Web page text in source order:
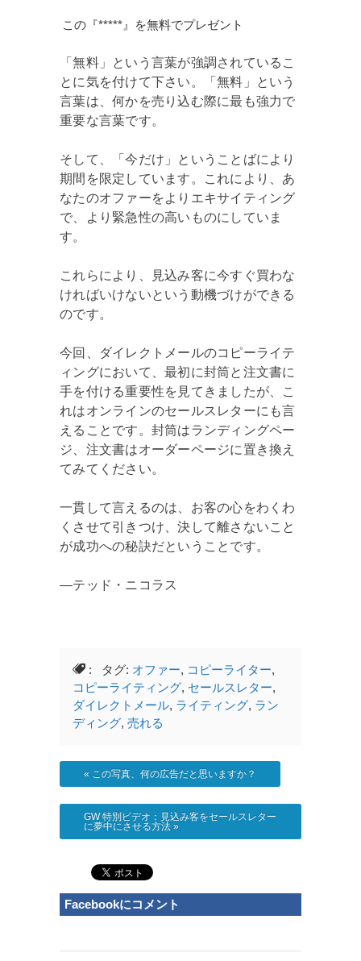
この『*****』を無料でプレゼント
「無料」という言葉が強調されているこ
とに気を付けて下さい。「無料」という
言葉は、何かを売り込む際に最も強力で
重要な言葉です。
そして、「今だけ」ということばにより
期間を限定しています。これにより、あ
なたのオファーをよりエキサイティング
で、より緊急性の高いものにしていま
す。
これらにより、見込み客に今すぐ買わな
ければいけないという動機づけができる
のです。
今回、ダイレクトメールのコピーライテ
ィングにおいて、最初に封筒と注文書に
手を付ける重要性を見てきましたが、こ
れはオンラインのセールスレターにも言
えることです。封筒はランディングペー
ジ、注文書はオーダーページに置き換え
てみてください。
一貫して言えるのは、お客の心をわくわ
くさせて引きつけ、決して離さないこと
が成功への秘訣だということです。
―テッド・ニコラス
: タグ: オファー, コピーライター,
コピーライティング, セールスレター,
ダイレクトメール, ライティング, ラン
ディング, 売れる
« この写真、何の広告だと思いますか？
GW 特別ビデオ：見込み客をセールスレター
に夢中にさせる方法 »
Facebookにコメント